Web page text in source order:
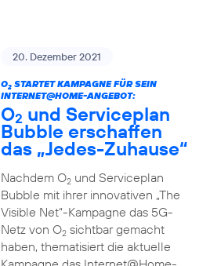
20. Dezember 2021
O2STARTET KAMPAGNE FÜR SEIN
INTERNET@HOME-ANGEBOT:
O2 und Serviceplan
Bubble erschaffen
das „Jedes-Zuhause“
Nachdem O2und Serviceplan
Bubble mit ihrer innovativen „The
Visible Net“-Kampagne das 5G-
Netz von O2sichtbar gemacht
haben, thematisiert die aktuelle